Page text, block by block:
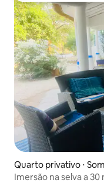
Quarto privativo ⋅
Imersão na selva a